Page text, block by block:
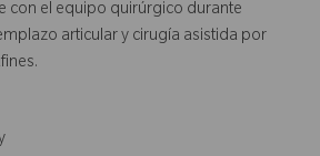
con el equipo quirúrgico durante
articular y cirugía asistida por